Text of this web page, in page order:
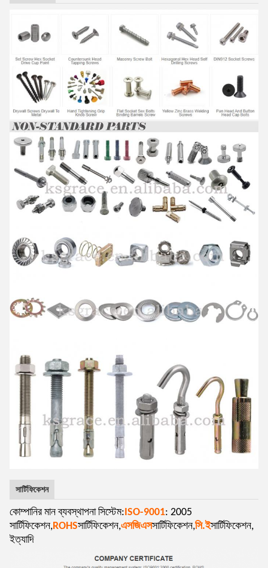
সার্টিফিকেশন
কোম্পানির মান ব্যবস্থাপনা সিস্টেম: ISO-9001: 2005
সার্টিফিকেশন,ROHSসার্টিফিকেশন,এসজিএসসার্টিফিকেশন,সি.ইসার্টিফিকেশন,
ইত্যাদি